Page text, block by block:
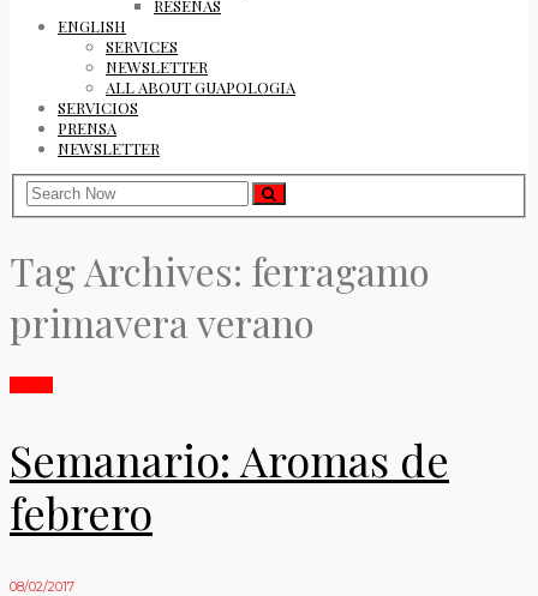
RESEÑAS
ENGLISH
SERVICES
NEWSLETTER
ALL ABOUT GUAPOLOGIA
SERVICIOS
PRENSA
NEWSLETTER
Tag Archives: ferragamo
primavera verano
Semanario: Aromas de
febrero
08/02/2017